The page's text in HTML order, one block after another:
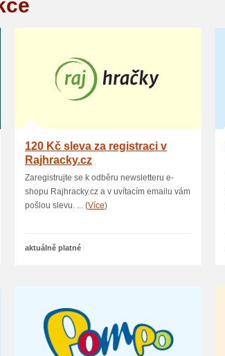
120 Kč sleva za registraci v
Rajhracky.cz
Zaregistrujte se k odběru newsletteru e-
shopu Rajhracky.cz a v uvítacím emailu vám
pošlou slevu. ... (Více)
aktuálně platné